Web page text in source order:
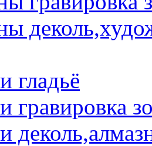
гладьё
гравировка